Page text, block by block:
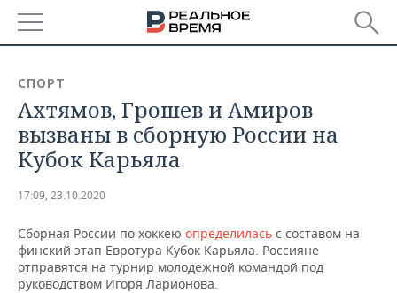
БАШКОРТОСТАН
ТАТАРСТАН
НОВОСТИ
АНАЛИТИКА
ДЕКЛАРАЦИИ О ДОХОДАХ
КОРОЛИ ГОСЗАКАЗА ПФО
НОВОСТИ ЭКОНОМИКИ
ФИНАНСЫ
ПРОМЫШЛЕННОСТЬ
НОВОСТИ
ПРОМЫШЛЕННОСТИ
НЕДВИЖИМОСТЬ
СПОРТ
Ахтямов, Грошев и Амиров
вызваны в сборную России на
Кубок Карьяла
17:09, 23.10.2020
Сборная России по хоккею определилась с составом на
финский этап Евротура Кубок Карьяла. Россияне
отправятся на турнир молодежной командой под
руководством Игоря Ларионова.